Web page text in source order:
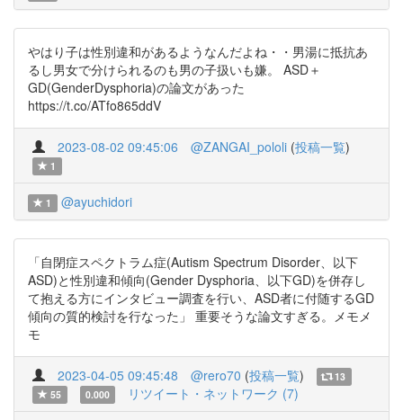
やはり子は性別違和があるようなんだよね・・男湯に抵抗あ
るし男女で分けられるのも男の子扱いも嫌。 ASD＋
GD(GenderDysphoria)の論文があった
https://t.co/ATfo865ddV
2023-08-02 09:45:06 @ZANGAI_pololi (投稿一覧)
1
1 @ayuchidori
「自閉症スペクトラム症(Autism Spectrum Disorder、以下
ASD)と性別違和傾向(Gender Dysphoria、以下GD)を併存し
て抱える方にインタビュー調査を行い、ASD者に付随するGD
傾向の質的検討を行なった」 重要そうな論文すぎる。メモメ
モ
2023-04-05 09:45:48 @rero70 (投稿一覧)
13
55
0.000 リツイート・ネットワーク (7)